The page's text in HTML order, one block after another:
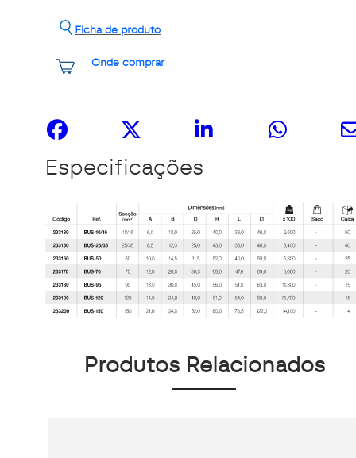
Onde comprar
Ficha de produto
Especificações
Produtos Relacionados